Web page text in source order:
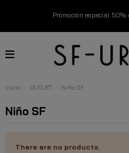
Nuevos productos
Inicio OUTLET Niño SF
Niño SF
There are no products.